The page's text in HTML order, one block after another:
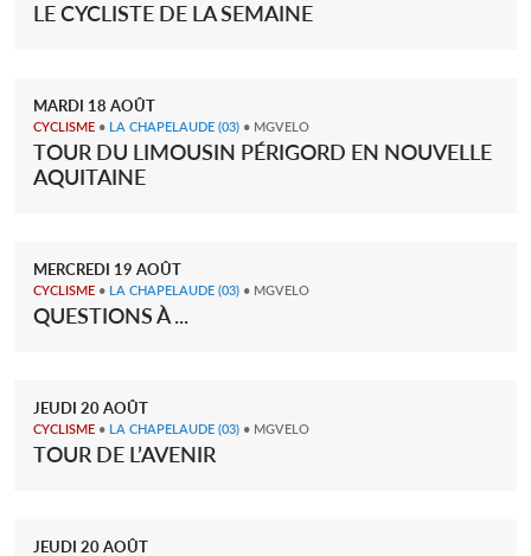
LE CYCLISTE DE LA SEMAINE
MARDI 18 AOÛT
CYCLISME • LA CHAPELAUDE (03) • MGVELO
TOUR DU LIMOUSIN PÉRIGORD EN NOUVELLE
AQUITAINE
MERCREDI 19 AOÛT
CYCLISME • LA CHAPELAUDE (03) • MGVELO
QUESTIONS À ...
JEUDI 20AOÛT
CYCLISME • LA CHAPELAUDE (03) • MGVELO
TOUR DE L’AVENIR
JEUDI 20AOÛT